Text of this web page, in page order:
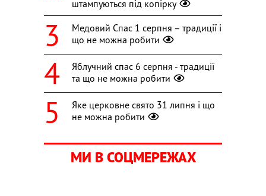
штампуються під копірку
Медовий Спас 1 серпня – традиції і
що не можна робити
Яблучний спас 6 серпня - традиції
та що не можна робити
Яке церковне свято 31 липня і що
не можна робити
МИ В СОЦМЕРЕЖАХ